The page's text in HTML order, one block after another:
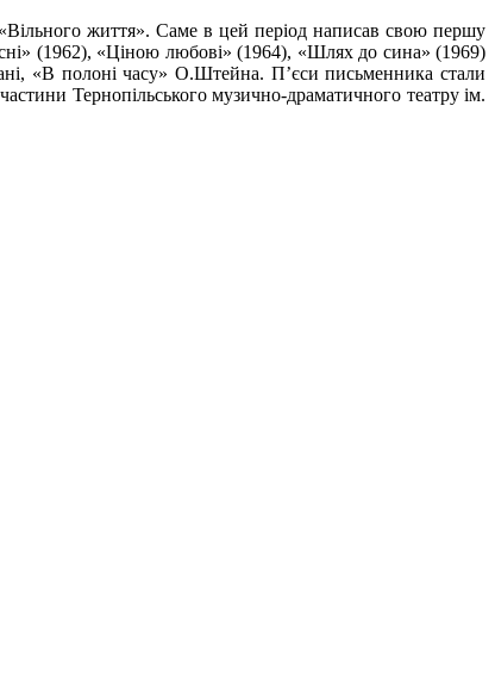
життя». Саме в цей період написав свою першу
(1962), «Ціною любові» (1964), «Шлях до сина» (1969)
«В полоні часу» О.Штейна. П’єси письменника стали
Тернопільського музично-драматичного театру ім.